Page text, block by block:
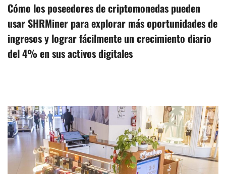
Cómo los poseedores de criptomonedas pueden
usar SHRMiner para explorar más oportunidades de
ingresos y lograr fácilmente un crecimiento diario
del 4% en sus activos digitales